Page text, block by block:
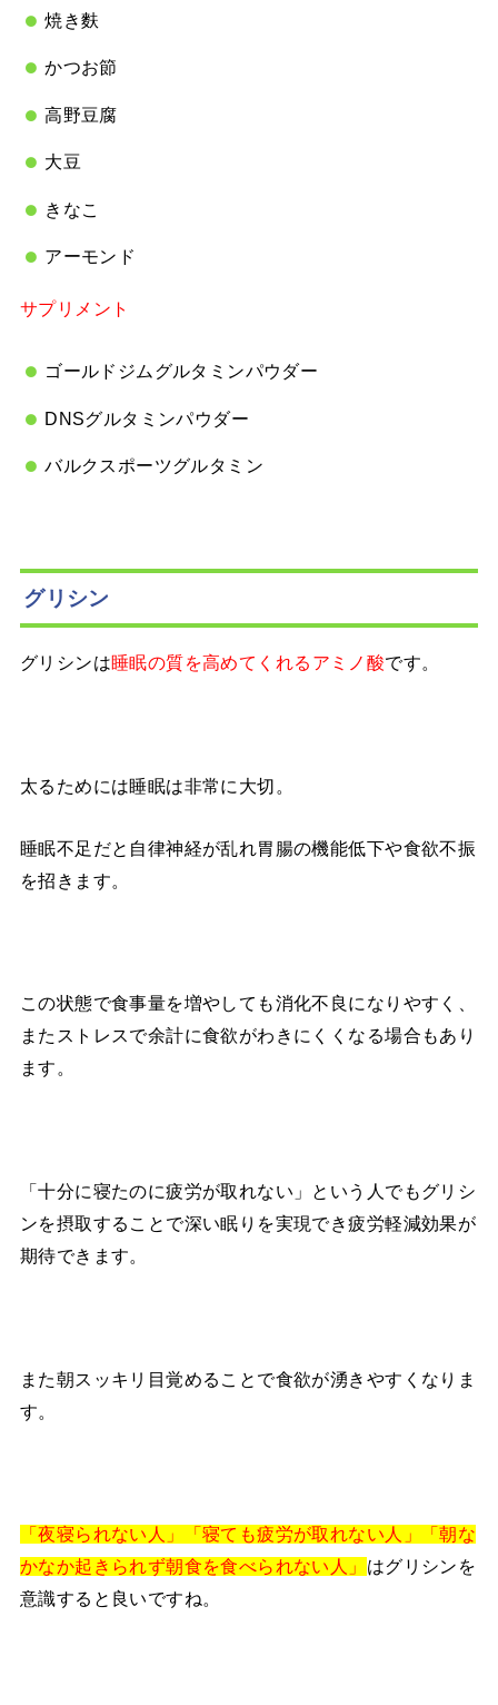
焼き麩
かつお節
高野豆腐
大豆
きなこ
アーモンド
サプリメント
ゴールドジムグルタミンパウダー
DNSグルタミンパウダー
バルクスポーツグルタミン
グリシン
グリシンは睡眠の質を高めてくれるアミノ酸です。
太るためには睡眠は非常に大切。
睡眠不足だと自律神経が乱れ胃腸の機能低下や食欲不振
を招きます。
この状態で食事量を増やしても消化不良になりやすく、
またストレスで余計に食欲がわきにくくなる場合もあり
ます。
「十分に寝たのに疲労が取れない」という人でもグリシ
ンを摂取することで深い眠りを実現でき疲労軽減効果が
期待できます。
また朝スッキリ目覚めることで食欲が湧きやすくなりま
す。
「夜寝られない人」「寝ても疲労が取れない人」「朝な
かなか起きられず朝食を食べられない人」 はグリシンを
意識すると良いですね。